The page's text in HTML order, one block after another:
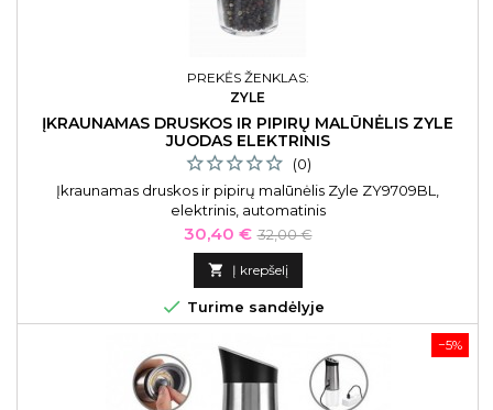
PREKĖS ŽENKLAS:
ZYLE
ĮKRAUNAMAS DRUSKOS IR PIPIRŲ MALŪNĖLIS ZYLE
JUODAS ELEKTRINIS
(0)
Įkraunamas druskos ir pipirų malūnėlis Zyle ZY9709BL,
elektrinis, automatinis
Kaina
30,40 € Bazinė
kaina
32,00 €
 Į krepšelį
 Turime sandėlyje
−5%